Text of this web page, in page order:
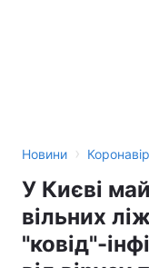
Новини ›
У Києві
вільних
"ковід"-